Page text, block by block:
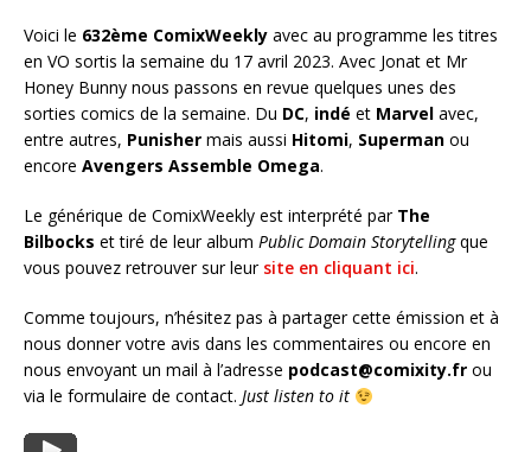
Voici le 632ème ComixWeekly avec au programme les titres
en VO sortis la semaine du 17 avril 2023. Avec Jonat et Mr
Honey Bunny nous passons en revue quelques unes des
sorties comics de la semaine. Du DC, indé et Marvel avec,
entre autres, Punisher mais aussi Hitomi, Superman ou
encore Avengers Assemble Omega.
Le générique de ComixWeekly est interprété par The
Bilbocks et tiré de leur album Public Domain Storytellingque
vous pouvez retrouver sur leur site en cliquant ici.
Comme toujours, n’hésitez pas à partager cette émission et à
nous donner votre avis dans les commentaires ou encore en
nous envoyant un mail à l’adresse podcast@comixity.fr ou
via le formulaire de contact. Just listen to it